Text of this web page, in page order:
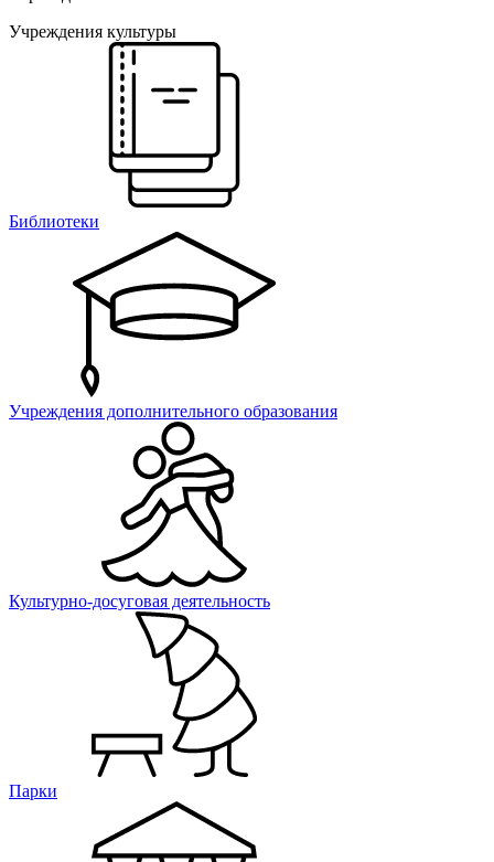
Учреждения культуры
Библиотеки
Учреждения дополнительного образования
Культурно-досуговая деятельность
Парки